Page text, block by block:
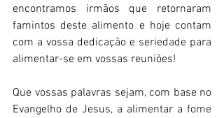
encontramos irmãos que retornaram
famintos deste alimento e hoje contam
com a vossa dedicação e seriedade para
alimentar-se em vossas reuniões!
Que vossas palavras sejam, com base no
Evangelho de Jesus, a alimentar a fome